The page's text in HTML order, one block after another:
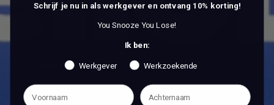
Schrijf je nu in als werkgever en ontvang 10% korting!
You Snooze You Lose!
Ik ben:
Werkgever Werkzoekende